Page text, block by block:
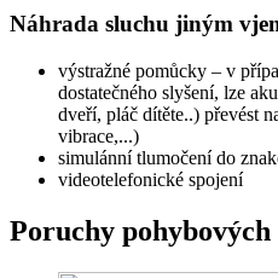
Náhrada sluchu jiným
výstražné pomůcky – v
dostatečného slyšení, lze
dveří, pláč dítěte..) převést
vibrace,...)
simulánní tlumočení do
videotelefonické spojení
Poruchy pohybových